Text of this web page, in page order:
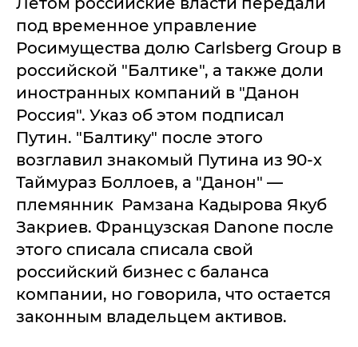
под временное управление
Росимущества долю Carlsberg Group в
российской "Балтике", а также доли
иностранных компаний в "Данон
Россия". Указ об этом подписал
Путин. "Балтику" после этого
возглавил знакомый Путина из 90-х
Таймураз Боллоев, а "Данон" —
племянник Рамзана Кадырова Якуб
Закриев. Французская Danone после
этого списала списала свой
российский бизнес с баланса
компании, но говорила, что остается
законным владельцем активов.